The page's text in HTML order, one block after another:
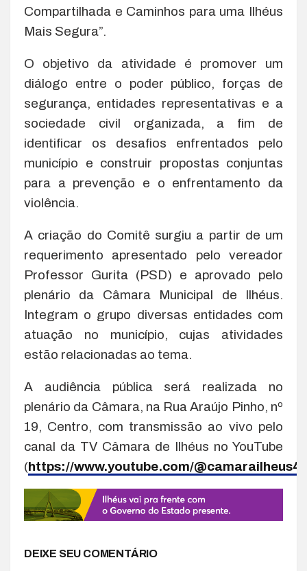
Compartilhada e Caminhos para uma Ilhéus
Mais Segura”.
O objetivo da atividade é promover um
diálogo entre o poder público, forças de
segurança, entidades representativas e a
sociedade civil organizada, a fim de
identificar os desafios enfrentados pelo
município e construir propostas conjuntas
para a prevenção e o enfrentamento da
violência.
A criação do Comitê surgiu a partir de um
requerimento apresentado pelo vereador
Professor Gurita (PSD) e aprovado pelo
plenário da Câmara Municipal de Ilhéus.
Integram o grupo diversas entidades com
atuação no município, cujas atividades
estão relacionadas ao tema.
A audiência pública será realizada no
plenário da Câmara, na Rua Araújo Pinho, nº
19, Centro, com transmissão ao vivo pelo
canal da TV Câmara de Ilhéus no YouTube
(https://www.youtube.com/
DEIXE SEU COMENTÁRIO